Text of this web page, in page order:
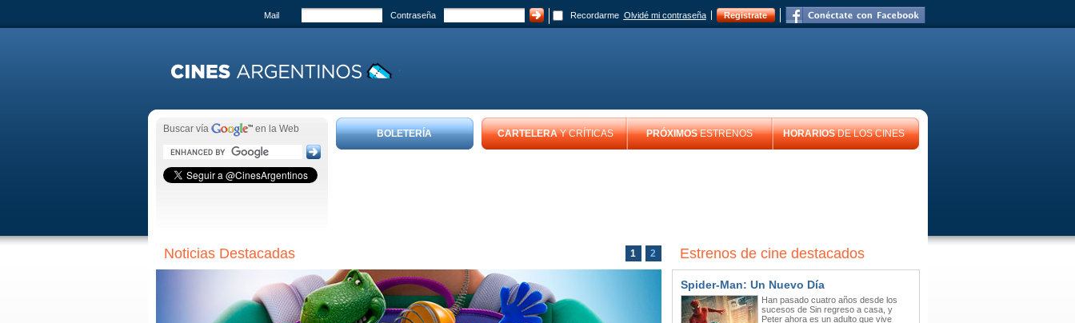
Mail Contraseña Recordarme Olvidé mi contraseña Registrate
Buscar vía en la Web BOLETERÍA CARTELERAY CRÍTICAS PRÓXIMOSESTRENOS HORARIOSDE LOS CINES
Noticias Destacadas 1 2 Estrenos de cine destacados
Spider-Man: Un Nuevo Día
Han pasado cuatro años desde los
sucesos de Sin regreso a casa, y
Peter ahora es un adulto que vive